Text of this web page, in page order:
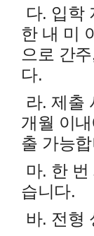
다. 입학
한 내 미
으로 간
다.
라. 제출
개월 이
출 가능
마. 한
습니다.
바. 전형